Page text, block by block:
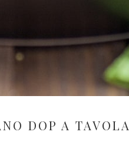
DOP A TAVOLA